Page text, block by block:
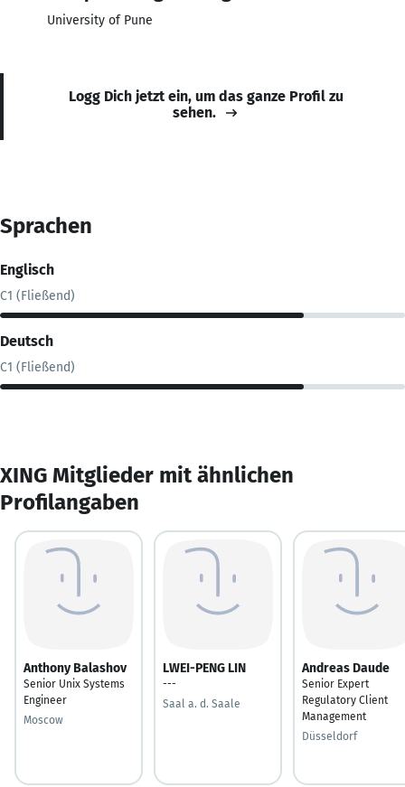
University of Pune
Logg Dich jetzt ein, um das ganze Profil zu
sehen.
Sprachen
Englisch
C1 (Fließend)
Deutsch
C1 (Fließend)
XING Mitglieder mit ähnlichen
Profilangaben
Anthony Balashov
Senior Unix Systems
Engineer
Moscow
LWEI-PENG LIN
---
Saal a. d. Saale
Andreas Daude
Senior Expert
Regulatory Client
Management
Düsseldorf